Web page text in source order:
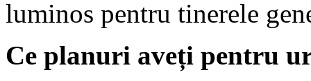
luminos pentru tinerele
Ce planuri aveți pentru